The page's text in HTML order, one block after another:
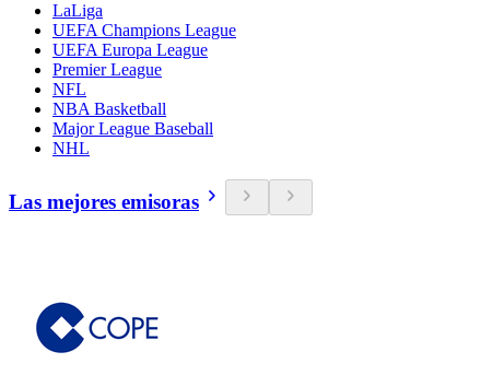
LaLiga
UEFA Champions League
UEFA Europa League
Premier League
NFL
NBA Basketball
Major League Baseball
NHL
Las mejores emisoras